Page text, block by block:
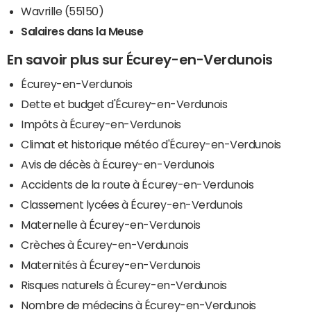
Wavrille (55150)
Salaires dans la Meuse
En savoir plus sur Écurey-en-Verdunois
Écurey-en-Verdunois
Dette et budget d'Écurey-en-Verdunois
Impôts à Écurey-en-Verdunois
Climat et historique météo d'Écurey-en-Verdunois
Avis de décès à Écurey-en-Verdunois
Accidents de la route à Écurey-en-Verdunois
Classement lycées à Écurey-en-Verdunois
Maternelle à Écurey-en-Verdunois
Crèches à Écurey-en-Verdunois
Maternités à Écurey-en-Verdunois
Risques naturels à Écurey-en-Verdunois
Nombre de médecins à Écurey-en-Verdunois